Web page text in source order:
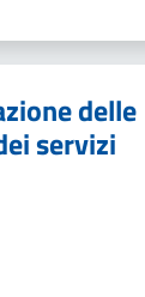
delle
servizi